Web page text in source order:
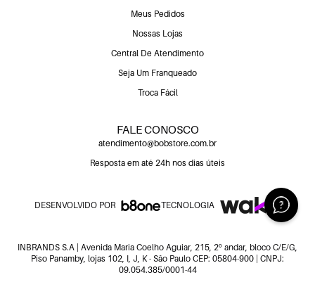
Meus Pedidos
Nossas Lojas
Central De Atendimento
Seja Um Franqueado
Troca Fácil
FALE CONOSCO
atendimento@bobstore.com.br
Resposta em até 24h nos dias úteis
DESENVOLVIDO POR TECNOLOGIA
INBRANDS S.A | Avenida Maria Coelho Aguiar, 215, 2º andar, bloco C/E/G,
Piso Panamby, lojas 102, I, J, K - São Paulo CEP: 05804-900 | CNPJ:
09.054.385/0001-44